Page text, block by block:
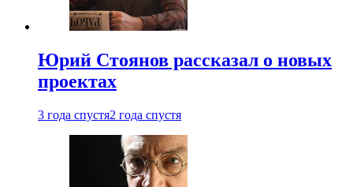
Юрий Стоянов рассказал о новых
проектах
3 года спустя2 года спустя